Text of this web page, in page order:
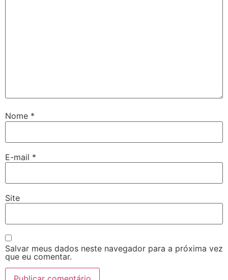
Nome *
E-mail *
Site
Salvar meus dados neste navegador para a próxima vez
que eu comentar.